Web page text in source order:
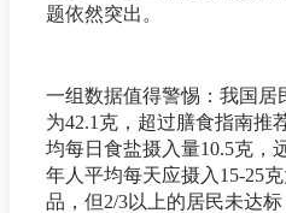
题依然突出。
一组数据值得警惕：我国居
为42.1克，超过膳食指南推
均每日食盐摄入量10.5克，
年人平均每天应摄入15-25
品，但2/3以上的居民未达